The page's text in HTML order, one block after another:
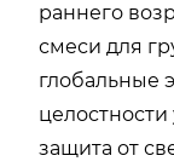
раннего
смеси для
глобальные
целостности
защита от